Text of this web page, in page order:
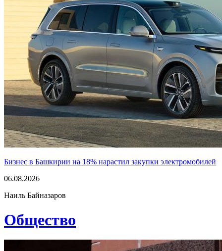
Бизнес в Башкирии на 18% нарастил закупки электромобилей
06.08.2026
Наиль Байназаров
Общество